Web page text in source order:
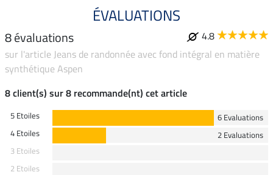
ÉVALUATIONS
8 évaluations
4.8
sur l'article Jeans de randonnée avec fond intégral en matière
synthétique Aspen
8 client(s) sur 8 recommande(nt) cet article
5 Etoiles
6 Evaluations
4 Etoiles
2 Evaluations
3 Etoiles
2 Etoiles